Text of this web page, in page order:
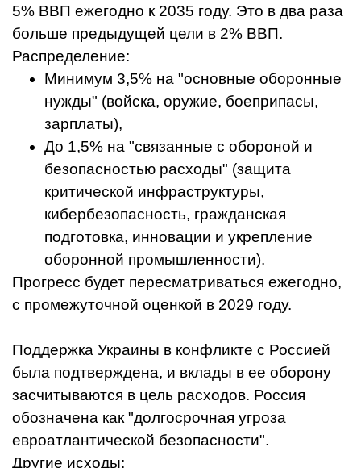
5% ВВП ежегодно к 2035 году. Это в два раза
больше предыдущей цели в 2% ВВП.
Распределение:
Минимум 3,5% на "основные оборонные
нужды" (войска, оружие, боеприпасы,
зарплаты),
До 1,5% на "связанные с обороной и
безопасностью расходы" (защита
критической инфраструктуры,
кибербезопасность, гражданская
подготовка, инновации и укрепление
оборонной промышленности).
Прогресс будет пересматриваться ежегодно,
с промежуточной оценкой в 2029 году.
Поддержка Украины в конфликте с Россией
была подтверждена, и вклады в ее оборону
засчитываются в цель расходов. Россия
обозначена как "долгосрочная угроза
евроатлантической безопасности".
Другие исходы: